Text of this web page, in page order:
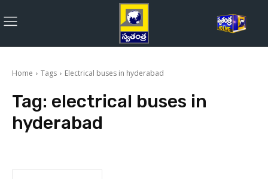
Home Tags Electrical buses in hyderabad
Tag: electrical buses in
hyderabad